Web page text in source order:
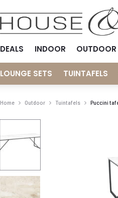
DEALS INDOOR OUTDOOR
LOUNGE SETS TUINTAFELS
Home Outdoor Tuintafels Puccini